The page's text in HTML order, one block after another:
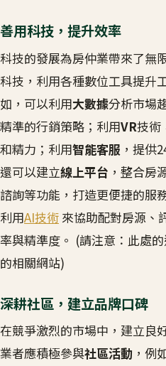
善用科技，提升效率
科技的發展為房仲業帶來了無
科技，利用各種數位工具提升
如，可以利用大數據分析市場
精準的行銷策略；利用VR技術
和精力；利用智能客服 ，提供
還可以建立線上平台 ，整合房
諮詢等功能，打造更便捷的服
利用AI技術 來協助配對房源、
率與精準度。 (請注意：此處
的相關網站)
深耕社區，建立品牌口碑
在競爭激烈的市場中，建立良
業者應積極參與社區活動 ，例